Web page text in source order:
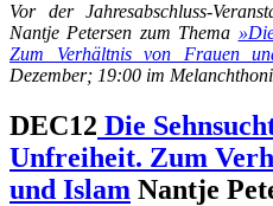
Vor der Jahresabschluss-
Nantje Petersen zum Thema
Zum Verhältnis von Frauen
Dezember; 19:00 im
DEC12 Die
Unfreiheit. Zum
und Islam Nantje